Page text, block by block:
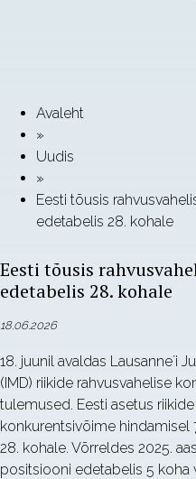
Avaleht
»
Uudis
»
Eesti tõusis
edetabelis 28. kohale
Eesti tõusis
edetabelis 28. kohale
18.06.2026
18. juunil avaldas Lausanne´i
(IMD) riikide rahvusvahelise
tulemused. Eesti asetus
konkurentsivõime hindamisel
28. kohale. Võrreldes 2025.
positsiooni edetabelis 5 koha